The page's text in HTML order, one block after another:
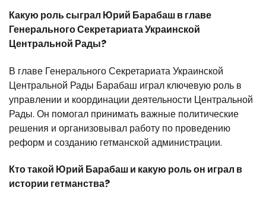
Какую роль сыграл Юрий Барабаш в главе
Генерального Секретариата Украинской
Центральной Рады?
В главе Генерального Секретариата Украинской
Центральной Рады Барабаш играл ключевую роль в
управлении и координации деятельности Центральной
Рады. Он помогал принимать важные политические
решения и организовывал работу по проведению
реформ и созданию гетманской администрации.
Кто такой Юрий Барабаш и какую роль он играл в
истории гетманства?